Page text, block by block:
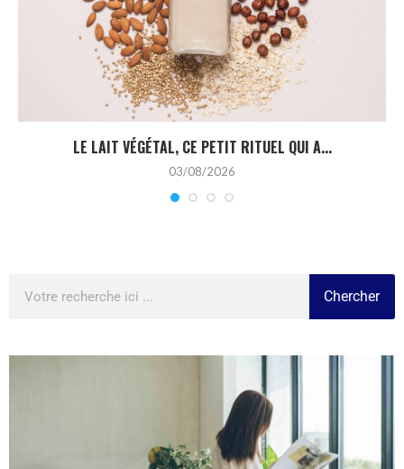
LE LAIT VÉGÉTAL, CE PETIT RITUEL QUI A...
03/08/2026
Chercher